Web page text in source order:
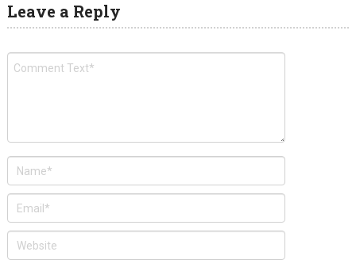
Leave a Reply